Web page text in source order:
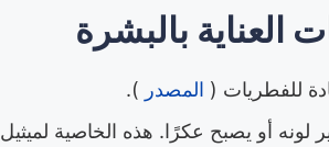
العناية بالبشرة
للفطريات ( المصدر ).
أو يصبح عكرًا. هذه الخاصية لميثيل